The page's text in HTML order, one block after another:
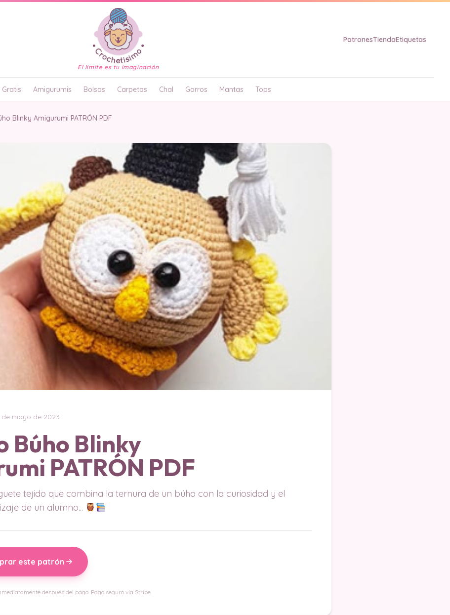
El límite es tu imaginación
PatronesTiendaEtiquetas
Amigurumis Bolsas Carpetas Chal Gorros Mantas Tops
Blinky Amigurumi PATRÓN PDF
de mayo de 2023
Búho Blinky
PATRÓN PDF
tejido que combina la ternura de un búho con la curiosidad y el
de un alumno...
este patrón
después del pago. Pago seguro vía Stripe.